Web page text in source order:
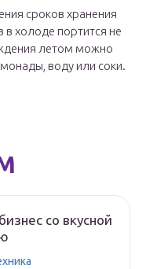
сроков хранения
в холоде портится не
летом можно
воду или соки.
со вкусной